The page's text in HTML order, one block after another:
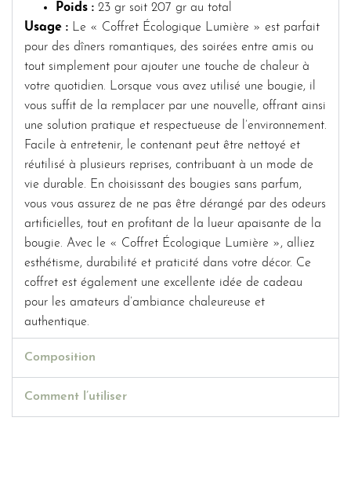
Poids : 23 gr soit 207 gr au total
Usage : Le « Coffret Écologique Lumière » est parfait
pour des dîners romantiques, des soirées entre amis ou
tout simplement pour ajouter une touche de chaleur à
votre quotidien. Lorsque vous avez utilisé une bougie, il
vous suffit de la remplacer par une nouvelle, offrant ainsi
une solution pratique et respectueuse de l’environnement.
Facile à entretenir, le contenant peut être nettoyé et
réutilisé à plusieurs reprises, contribuant à un mode de
vie durable. En choisissant des bougies sans parfum,
vous vous assurez de ne pas être dérangé par des odeurs
artificielles, tout en profitant de la lueur apaisante de la
bougie. Avec le « Coffret Écologique Lumière », alliez
esthétisme, durabilité et praticité dans votre décor. Ce
coffret est également une excellente idée de cadeau
pour les amateurs d’ambiance chaleureuse et
authentique.
Composition
Comment l’utiliser